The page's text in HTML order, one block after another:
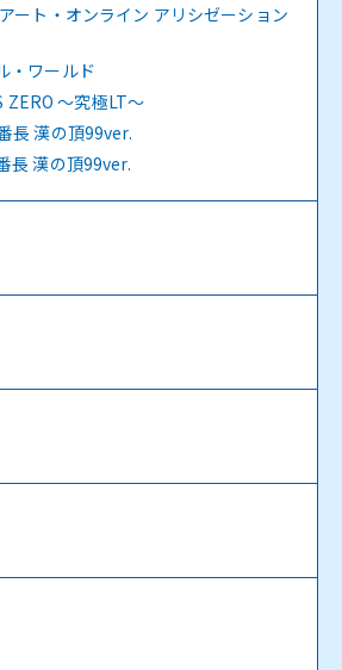
ート・オンライン アリシゼーション
・ワールド
ZERO ～究極LT～
長 漢の頂99ver.
長 漢の頂99ver.